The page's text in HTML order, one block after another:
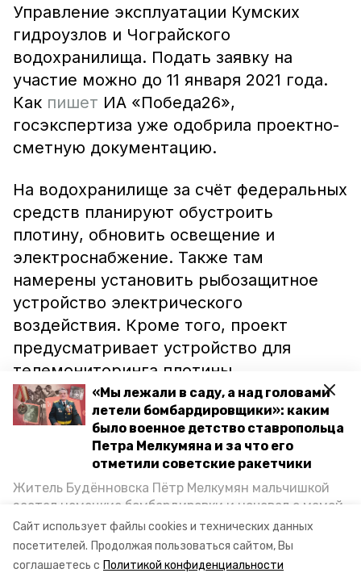
Сайт использует файлы cookies и технических данных
посетителей. Продолжая пользоваться сайтом, Вы
соглашаетесь с Политикой конфиденциальности
«Мы лежали в саду, а над головами
летели бомбардировщики»: каким
было военное детство ставропольца
Петра Мелкумяна и за что его
отметили советские ракетчики
Житель Будённовска Пётр Мелкумян мальчишкой
застал немецкие бомбардировки и ночевал с мамой
под открытым небом, когда гитлеровцы заняли их
дом. Чем запомнились эти дни, как выживали после
и чем Пётр помог ракетным войскам — в новом
Управление эксплуатации Кумских
гидроузлов и Чограйского
водохранилища. Подать заявку на
участие можно до 11 января 2021 года.
Как пишет ИА «Победа26»,
госэкспертиза уже одобрила проектно-
сметную документацию.
На водохранилище за счёт федеральных
средств планируют обустроить
плотину, обновить освещение и
электроснабжение. Также там
намерены установить рыбозащитное
устройство электрического
воздействия. Кроме того, проект
предусматривает устройство для
телемониторинга плотины,
реконструкцию служебной дороги по
гребню плотины и вдоль периметра
ограждения. Работы на объекте
рассчитаны до конца 2022 года.